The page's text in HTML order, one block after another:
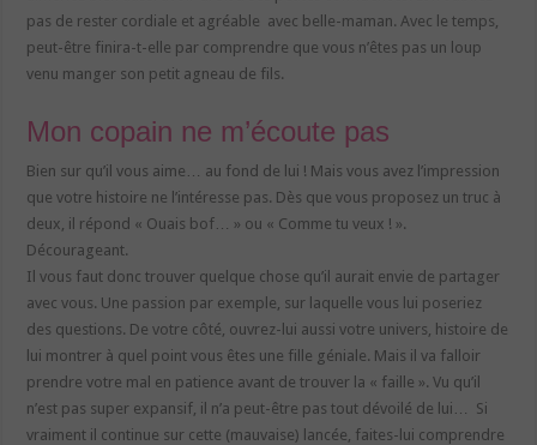
pas de rester cordiale et agréable avec belle-maman. Avec le temps,
peut-être finira-t-elle par comprendre que vous n’êtes pas un loup
venu manger son petit agneau de fils.
Mon copain ne m’écoute pas
Bien sur qu’il vous aime… au fond de lui ! Mais vous avez l’impression
que votre histoire ne l’intéresse pas. Dès que vous proposez un truc à
deux, il répond « Ouais bof… » ou « Comme tu veux ! ».
Décourageant.
Il vous faut donc trouver quelque chose qu’il aurait envie de partager
avec vous. Une passion par exemple, sur laquelle vous lui poseriez
des questions. De votre côté, ouvrez-lui aussi votre univers, histoire de
lui montrer à quel point vous êtes une fille géniale. Mais il va falloir
prendre votre mal en patience avant de trouver la « faille ». Vu qu’il
n’est pas super expansif, il n’a peut-être pas tout dévoilé de lui… Si
vraiment il continue sur cette (mauvaise) lancée, faites-lui comprendre